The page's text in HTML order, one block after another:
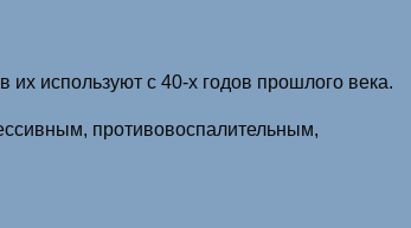
используют с 40-х годов прошлого века.
противовоспалительным,